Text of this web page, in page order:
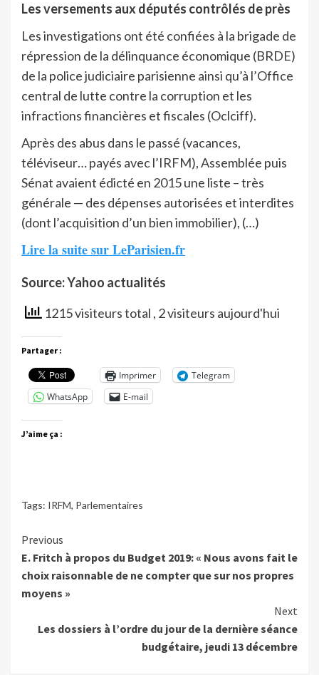
Les versements aux députés contrôlés de près
Les investigations ont été confiées à la brigade de
répression de la délinquance économique (BRDE)
de la police judiciaire parisienne ainsi qu’à l’Office
central de lutte contre la corruption et les
infractions financières et fiscales (Oclciff).
Après des abus dans le passé (vacances,
téléviseur… payés avec l’IRFM), Assemblée puis
Sénat avaient édicté en 2015 une liste – très
générale — des dépenses autorisées et interdites
(dont l’acquisition d’un bien immobilier), (…)
Lire la suite sur LeParisien.fr
Source: Yahoo actualités
1215 visiteurs total , 2 visiteurs aujourd'hui
Partager :
Imprimer
Telegram
WhatsApp
E-mail
J’aime ça :
Tags: IRFM, Parlementaires
Continue
Reading
Previous
E. Fritch à propos du Budget 2019: « Nous avons fait le
choix raisonnable de ne compter que sur nos propres
moyens »
Next
Les dossiers à l’ordre du jour de la dernière séance
budgétaire, jeudi 13 décembre